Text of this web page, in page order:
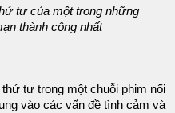
tư của một trong những
thành công nhất
tư trong một chuỗi phim nổi
vào các vấn đề tình cảm và